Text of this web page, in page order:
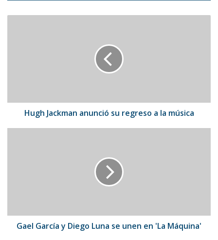
Hugh Jackman anunció su regreso a la música
'La
Máquina'
Gael García y Diego Luna se unen en 'La Máquina'